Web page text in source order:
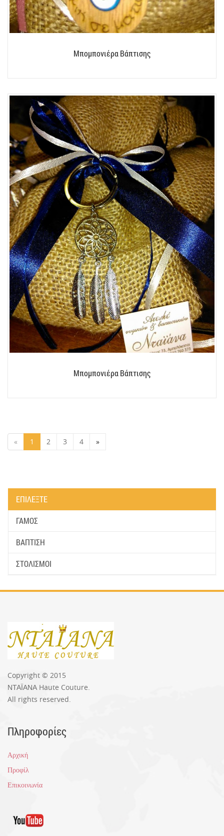
Μπομπονιέρα Βάπτισης
Μπομπονιέρα Βάπτισης
« 1 2 3 4 »
ΕΠΙΛΕΞΤΕ
ΓΑΜΟΣ
ΒΑΠΤΙΣΗ
ΣΤΟΛΙΣΜΟΙ
Copyright © 2015
ΝΤΑΪΑΝΑ Haute Couture.
All rights reserved.
Πληροφορίες
Αρχική
Προφίλ
Επικοινωνία